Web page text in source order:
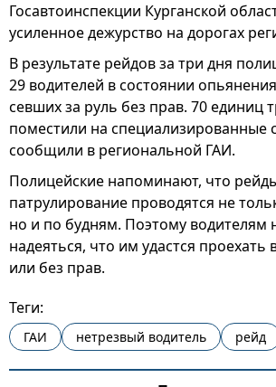
Госавтоинспекции Курганской
усиленное дежурство на дорогах
В результате рейдов за три дня
29 водителей в состоянии
севших за руль без прав. 70 единиц
поместили на специализированные
сообщили в региональной ГАИ.
Полицейские напоминают, что
патрулирование проводятся не
но и по будням. Поэтому водителям
надеяться, что им удастся проехать
или без прав.
Теги:
ГАИ нетрезвый водитель рейд